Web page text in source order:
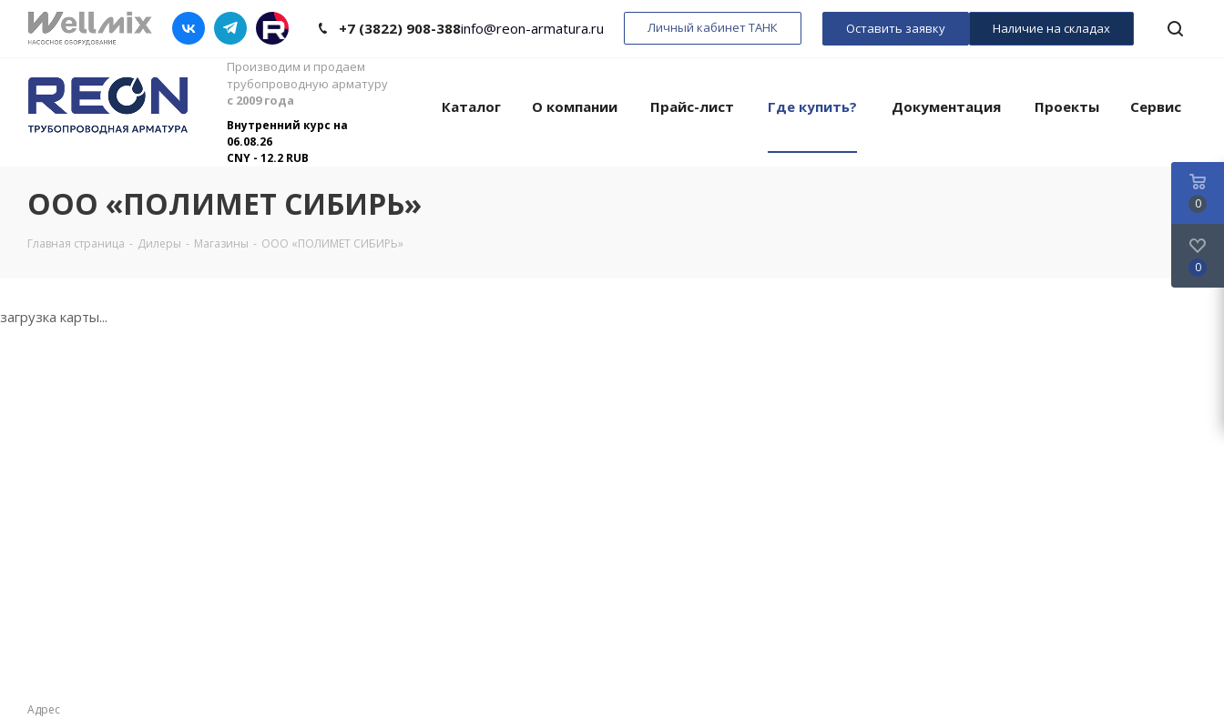
+7 (3822) 908-388info@reon-armatura.ru Личный кабинет ТАНК Оставить заявку Наличие на складах
Производим и продаем
трубопроводную арматуру
с 2009 года
Внутренний курс на
06.08.26
CNY - 12.2 RUB
Каталог О компании Прайс-лист Где купить? Документация Проекты Сервис
ООО «ПОЛИМЕТ СИБИРЬ»
Главная страница - Дилеры - Магазины - ООО «ПОЛИМЕТ СИБИРЬ»
загрузка карты...
Адрес
0
0